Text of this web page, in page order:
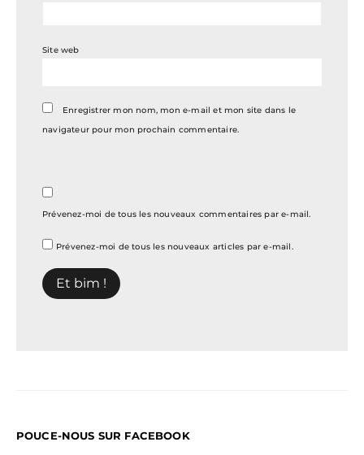
Site web
Enregistrer mon nom, mon e-mail et mon site dans le
navigateur pour mon prochain commentaire.
Prévenez-moi de tous les nouveaux commentaires par e-mail.
Prévenez-moi de tous les nouveaux articles par e-mail.
POUCE-NOUS SUR FACEBOOK